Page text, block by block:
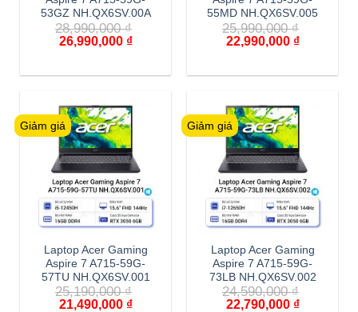
53GZ NH.QX6SV.00A
28,990,000₫
26,990,000 ₫
55MD NH.QX6SV.005
25,990,000₫
22,990,000 ₫
Giảm giá
Laptop Acer Gaming
Aspire 7 A715-59G-
57TU NH.QX6SV.001
25,190,000₫
21,490,000 ₫
Giảm giá
Laptop Acer Gaming
Aspire 7 A715-59G-
73LB NH.QX6SV.002
24,590,000₫
22,790,000 ₫